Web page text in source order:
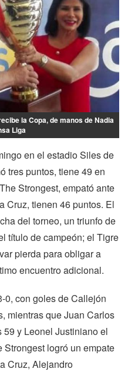
la Copa, de manos de Nadia
Liga
en el estadio Siles de
tres puntos, tiene 49 en
Strongest, empató ante
Cruz, tienen 46 puntos. El
del torneo, un triunfo de
título de campeón; el Tigre
pierda para obligar a
encuentro adicional.
0, con goles de Callejón
mientras que Juan Carlos
y Leonel Justiniano el
Strongest logró un empate
Cruz, Alejandro